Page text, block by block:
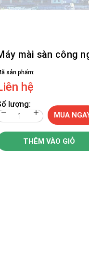
mài sàn công
sản phẩm:
hệ
lượng:
MUA
THÊM VÀO GIỎ